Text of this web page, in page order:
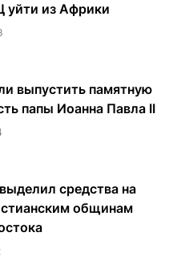
уйти из Африки
выпустить памятную
папы Иоанна Павла II
средства на
общинам